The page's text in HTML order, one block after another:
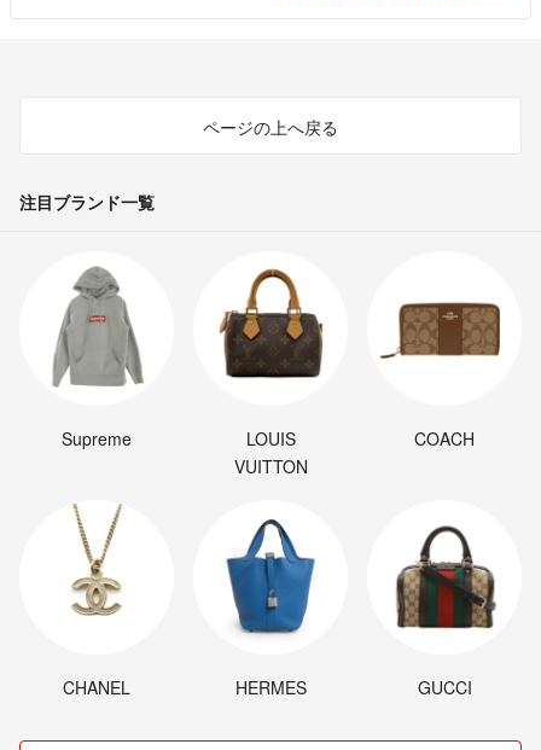
ページの上へ戻る
注目ブランド一覧
Supreme
LOUIS
VUITTON
COACH
CHANEL HERMES GUCCI